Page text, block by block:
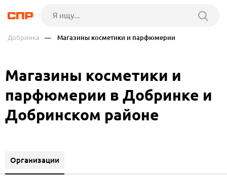
Добринка — Магазины косметики и парфюмерии
Магазины косметики и
парфюмерии в Добринке и
Добринском районе
Организации